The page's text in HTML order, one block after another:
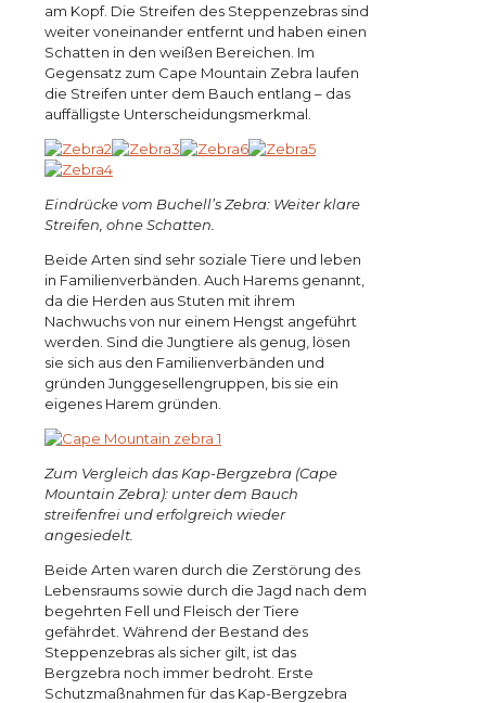
am Kopf. Die Streifen des Steppenzebras sind
weiter voneinander entfernt und haben einen
Schatten in den weißen Bereichen. Im
Gegensatz zum Cape Mountain Zebra laufen
die Streifen unter dem Bauch entlang – das
auffälligste Unterscheidungsmerkmal.
Eindrücke vom Buchell’s Zebra: Weiter klare
Streifen, ohne Schatten.
Beide Arten sind sehr soziale Tiere und leben
in Familienverbänden. Auch Harems genannt,
da die Herden aus Stuten mit ihrem
Nachwuchs von nur einem Hengst angeführt
werden. Sind die Jungtiere als genug, lösen
sie sich aus den Familienverbänden und
gründen Junggesellengruppen, bis sie ein
eigenes Harem gründen.
Zum Vergleich das Kap-Bergzebra (Cape
Mountain Zebra): unter dem Bauch
streifenfrei und erfolgreich wieder
angesiedelt.
Beide Arten waren durch die Zerstörung des
Lebensraums sowie durch die Jagd nach dem
begehrten Fell und Fleisch der Tiere
gefährdet. Während der Bestand des
Steppenzebras als sicher gilt, ist das
Bergzebra noch immer bedroht. Erste
Schutzmaßnahmen für das Kap-Bergzebra